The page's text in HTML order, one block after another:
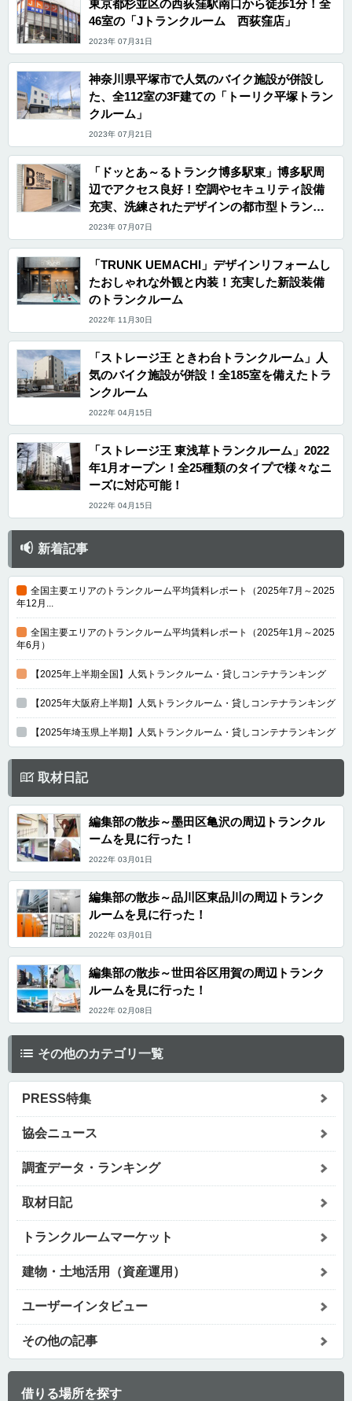
東京都杉並区の西荻窪駅南口から徒歩1分！全
46室の「Jトランクルーム 西荻窪店」
2023年 07月31日
神奈川県平塚市で人気のバイク施設が併設し
た、全112室の3F建ての「トーリク平塚トラン
クルーム」
2023年 07月21日
「ドッとあ～るトランク博多駅東」博多駅周
辺でアクセス良好！空調やセキュリティ設備
充実、洗練されたデザインの都市型トランク
ルーム
2023年 07月07日
「TRUNK UEMACHI」デザインリフォームし
たおしゃれな外観と内装！充実した新設装備
のトランクルーム
2022年 11月30日
「ストレージ王 ときわ台トランクルーム」人
気のバイク施設が併設！全185室を備えたトラ
ンクルーム
2022年 04月15日
「ストレージ王 東浅草トランクルーム」2022
年1月オープン！全25種類のタイプで様々なニ
ーズに対応可能！
2022年 04月15日
新着記事
全国主要エリアのトランクルーム平均賃料レポート（2025年7月～2025
年12月...
全国主要エリアのトランクルーム平均賃料レポート（2025年1月～2025
年6月）
【2025年上半期全国】人気トランクルーム・貸しコンテナランキング
【2025年大阪府上半期】人気トランクルーム・貸しコンテナランキング
【2025年埼玉県上半期】人気トランクルーム・貸しコンテナランキング
取材日記
編集部の散歩～墨田区亀沢の周辺トランクル
ームを見に行った！
2022年 03月01日
編集部の散歩～品川区東品川の周辺トランク
ルームを見に行った！
2022年 03月01日
編集部の散歩～世田谷区用賀の周辺トランク
ルームを見に行った！
2022年 02月08日
その他のカテゴリ一覧
PRESS特集
協会ニュース
調査データ・ランキング
取材日記
トランクルームマーケット
建物・土地活用（資産運用）
ユーザーインタビュー
その他の記事
借りる場所を探す